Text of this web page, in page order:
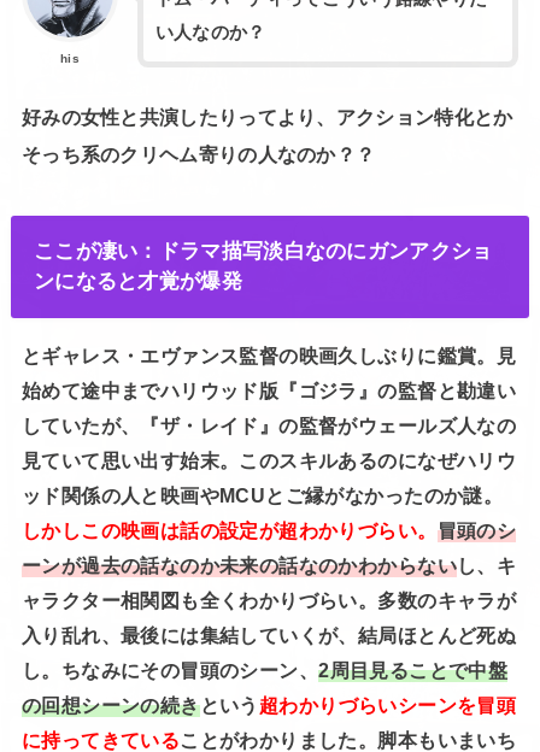
his
い人なのか？
好みの女性と共演したりってより、アクション特化とか
そっち系のクリヘム寄りの人なのか？？
ここが凄い：ドラマ描写淡白なのにガンアクショ
ンになると才覚が爆発
とギャレス・エヴァンス監督の映画久しぶりに鑑賞。見
始めて途中までハリウッド版『ゴジラ』の監督と勘違い
していたが、『ザ・レイド』の監督がウェールズ人なの
見ていて思い出す始末。このスキルあるのになぜハリウ
ッド関係の人と映画やMCUとご縁がなかったのか謎。
しかしこの映画は話の設定が超わかりづらい。 冒頭のシ
ーンが過去の話なのか未来の話なのかわからないし、キ
ャラクター相関図も全くわかりづらい。多数のキャラが
入り乱れ、最後には集結していくが、結局ほとんど死ぬ
し。ちなみにその冒頭のシーン、2周目見ることで中盤
の回想シーンの続きという 超わかりづらいシーンを冒頭
に持ってきていることがわかりました。脚本もいまいち